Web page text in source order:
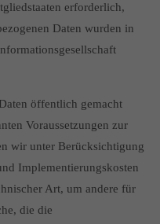
erforderlich,
Daten wurden in
öffentlich gemacht
Voraussetzungen zur
wir unter Berücksichtigung
Implementierungskosten
Art, um andere für
die die